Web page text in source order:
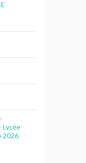
Lycée
2026